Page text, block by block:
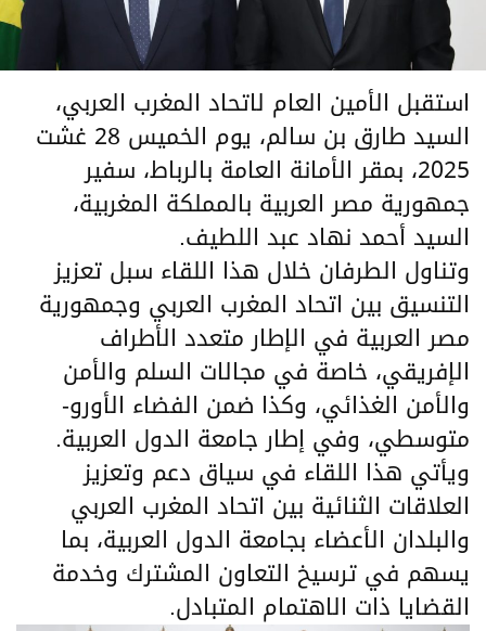
استقبل الأمين العام لاتحاد المغرب العربي،
السيد طارق بن سالم، يوم الخميس 28 غشت
2025، بمقر الأمانة العامة بالرباط، سفير
جمهورية مصر العربية بالمملكة المغربية،
السيد أحمد نهاد عبد اللطيف.
وتناول الطرفان خلال هذا اللقاء سبل تعزيز
التنسيق بين اتحاد المغرب العربي وجمهورية
مصر العربية في الإطار متعدد الأطراف
الإفريقي، خاصة في مجالات السلم والأمن
والأمن الغذائي، وكذا ضمن الفضاء الأورو-
متوسطي، وفي إطار جامعة الدول العربية.
ويأتي هذا اللقاء في سياق دعم وتعزيز
العلاقات الثنائية بين اتحاد المغرب العربي
والبلدان الأعضاء بجامعة الدول العربية، بما
يسهم في ترسيخ التعاون المشترك وخدمة
القضايا ذات الاهتمام المتبادل.